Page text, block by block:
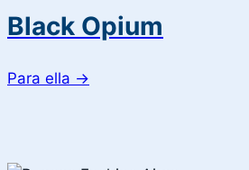
Black Opium
Para ella →